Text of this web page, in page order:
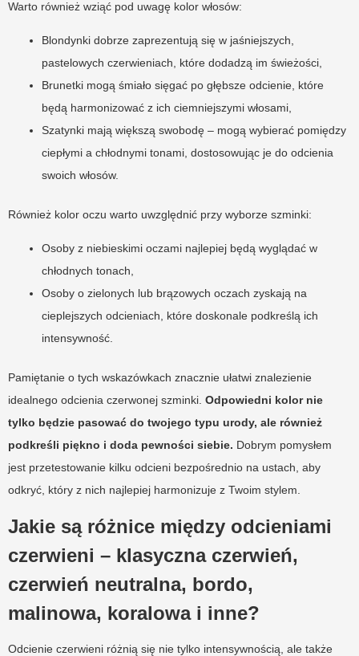
Warto również wziąć pod uwagę kolor włosów:
Blondynki dobrze zaprezentują się w jaśniejszych,
pastelowych czerwieniach, które dodadzą im świeżości,
Brunetki mogą śmiało sięgać po głębsze odcienie, które
będą harmonizować z ich ciemniejszymi włosami,
Szatynki mają większą swobodę – mogą wybierać pomiędzy
ciepłymi a chłodnymi tonami, dostosowując je do odcienia
swoich włosów.
Również kolor oczu warto uwzględnić przy wyborze szminki:
Osoby z niebieskimi oczami najlepiej będą wyglądać w
chłodnych tonach,
Osoby o zielonych lub brązowych oczach zyskają na
cieplejszych odcieniach, które doskonale podkreślą ich
intensywność.
Pamiętanie o tych wskazówkach znacznie ułatwi znalezienie
idealnego odcienia czerwonej szminki. Odpowiedni kolor nie
tylko będzie pasować do twojego typu urody, ale również
podkreśli piękno i doda pewności siebie. Dobrym pomysłem
jest przetestowanie kilku odcieni bezpośrednio na ustach, aby
odkryć, który z nich najlepiej harmonizuje z Twoim stylem.
Jakie są różnice między odcieniami
czerwieni – klasyczna czerwień,
czerwień neutralna, bordo,
malinowa, koralowa i inne?
Odcienie czerwieni różnią się nie tylko intensywnością, ale także